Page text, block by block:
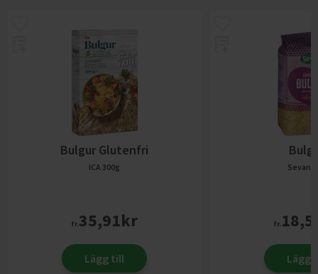
Bulgur Glutenfri
ICA 300g
fr.35,91kr
Lägg till
Sevan
fr.
Lägg